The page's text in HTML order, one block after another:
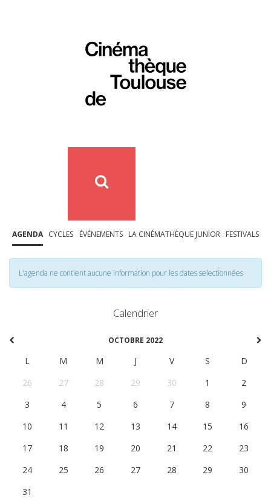
AGENDA CYCLES ÉVÉNEMENTS LA CINÉMATHÈQUE JUNIOR FESTIVALS
L'agenda ne contient aucune information pour les dates selectionnées
Calendrier
OCTOBRE 2022
L M M J V S
D
26
27 28 29 30 1
2
3
4 5 6 7 8
9
10
11 12 13 14 15
16
17
18 19 20 21 22
23
24
25 26 27 28 29
30
31